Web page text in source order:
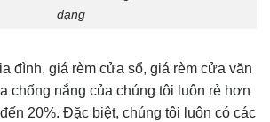
dạng
đình, giá rèm cửa sổ, giá rèm cửa văn
chống nắng của chúng tôi luôn rẻ hơn
20%. Đặc biệt, chúng tôi luôn có các